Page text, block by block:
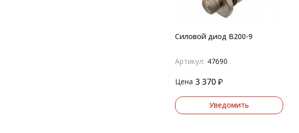
Силовой диод В200-9
Артикул: 47690
Цена 3 370 ₽
Уведомить